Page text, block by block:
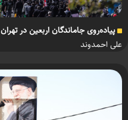
پیاده‌روی جاماندگان اربعین در تهران
علی احمدوند